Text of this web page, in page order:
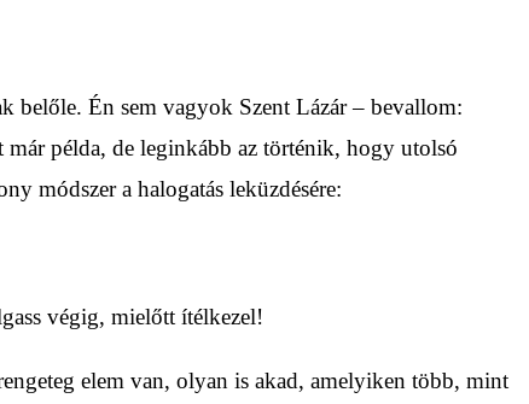
belőle. Én sem vagyok Szent Lázár – bevallom:
példa, de leginkább az történik, hogy utolsó
módszer a halogatás leküzdésére:
végig, mielőtt ítélkezel!
elem van, olyan is akad, amelyiken több, mint